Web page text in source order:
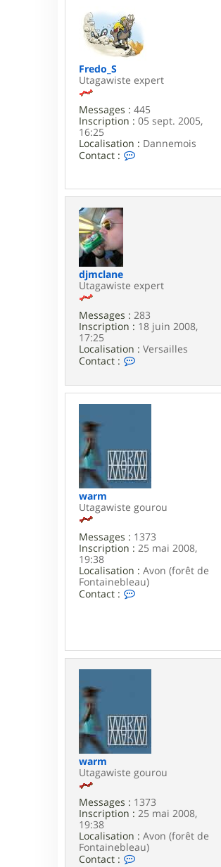
Fredo_S
Utagawiste expert
Messages : 445
Inscription : 05 sept. 2005,
16:25
Localisation : Dannemois
Contact :
t
a
d
_
S
djmclane
Utagawiste expert
Messages : 283
Inscription : 18 juin 2008,
17:25
Localisation : Versailles
Contact :
t
a
r
d
j
m
l
a
e
warm
Utagawiste gourou
Messages : 1373
Inscription : 25 mai 2008,
19:38
Localisation : Avon (forêt de
Fontainebleau)
Contact :
c
t
e
r
m
warm
Utagawiste gourou
Messages : 1373
Inscription : 25 mai 2008,
19:38
Localisation : Avon (forêt de
Fontainebleau)
Contact :